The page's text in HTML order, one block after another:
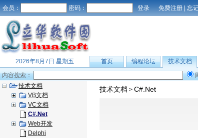
会员： 密码： 免费注册 | 忘
2026年8月7日 星期五 首页 编程论坛 技术文档
内容搜索：
技术文档
VB文档
VC文档
C#.Net
Web开发
Delphi
技术文档 > C#.Net